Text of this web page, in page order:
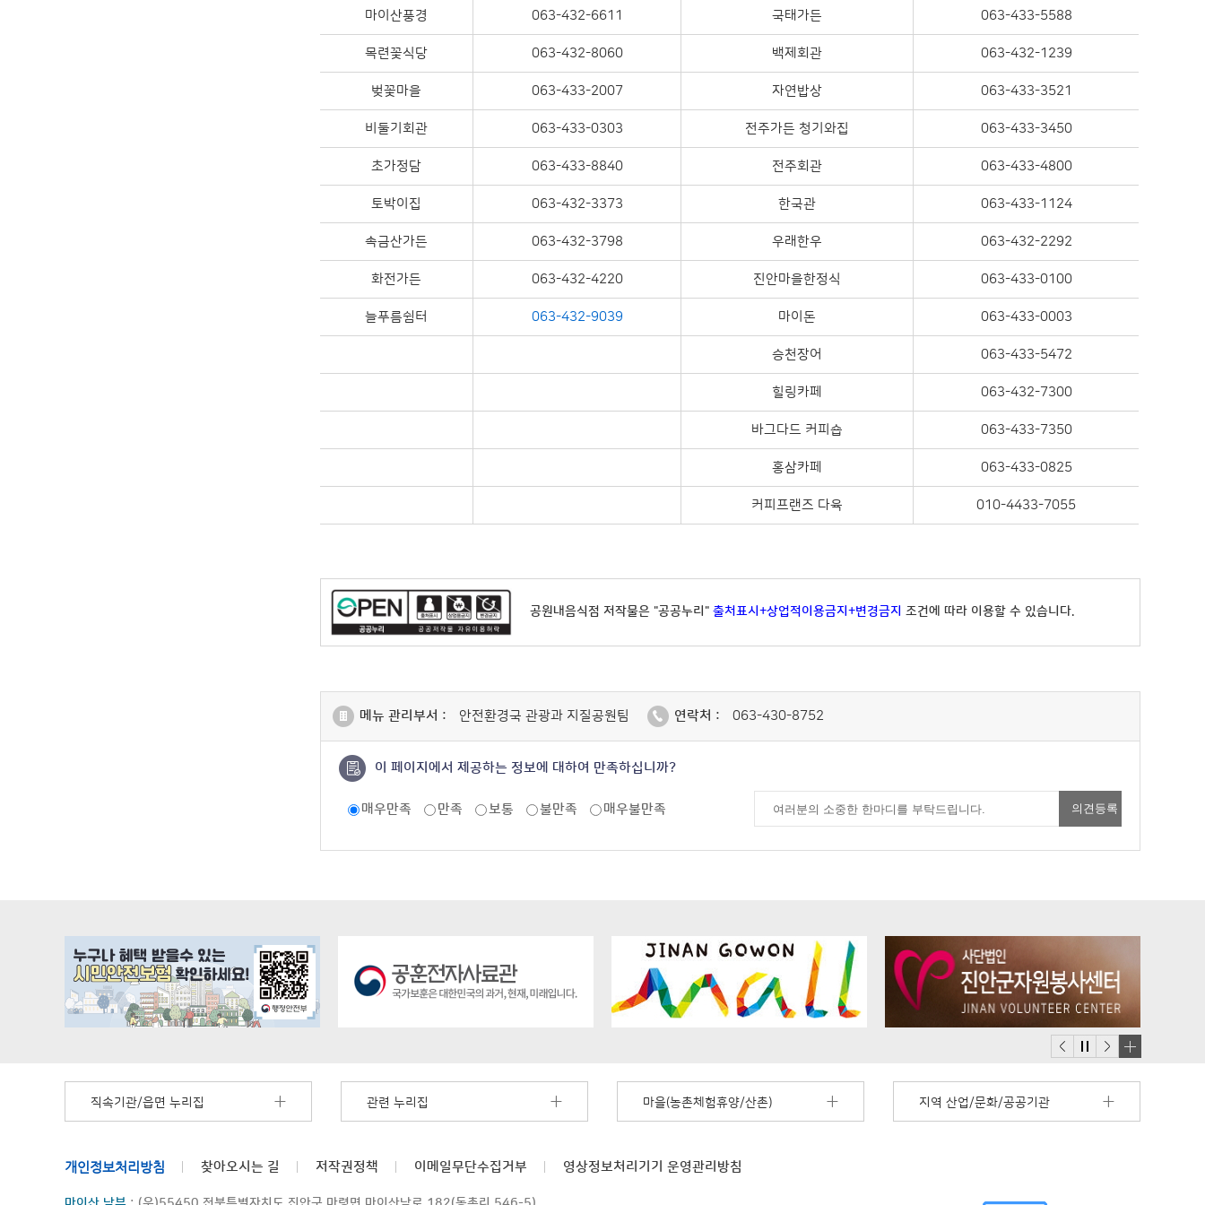
마이산풍경 063-432-6611 국태가든 063-433-5588
목련꽃식당 063-432-8060 백제회관 063-432-1239
벚꽃마을 063-433-2007 자연밥상 063-433-3521
비둘기회관 063-433-0303 전주가든 청기와집 063-433-3450
초가정담 063-433-8840 전주회관 063-433-4800
토박이집 063-432-3373 한국관 063-433-1124
속금산가든 063-432-3798 우래한우 063-432-2292
화전가든 063-432-4220 진안마을한정식 063-433-0100
늘푸름쉼터 063-432-9039 마이돈 063-433-0003
승천장어 063-433-5472
힐링카페 063-432-7300
바그다드 커피숍 063-433-7350
홍삼카페 063-433-0825
커피프랜즈 다육 010-4433-7055
공원내음식점 저작물은 "공공누리" 출처표시+상업적이용금지+변경금지 조건에 따라 이용할 수 있습니다.
메뉴 관리부서 : 안전환경국 관광과 지질공원팀 연락처 : 063-430-8752
이 페이지에서 제공하는 정보에 대하여 만족하십니까?
매우만족 만족 보통 불만족 매우불만족
너
음
직속기관/읍면 누리집 관련 누리집 마을(농촌체험휴양/산촌) 지역 산업/문화/공공기관
개인정보처리방침 찾아오시는 길 저작권정책 이메일무단수집거부 영상정보처리기기 운영관리방침